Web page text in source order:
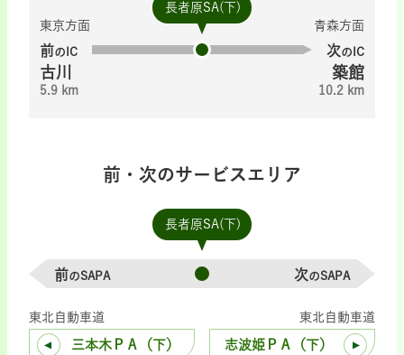
長者原SA(下)
東京方面
前のIC
古川
5.9 km
青森方面
次のIC
築館
10.2 km
前・次のサービスエリア
長者原SA(下)
前のSAPA 次のSAPA
東北自動車道
三本木ＰＡ（下）
東北自動車道
志波姫ＰＡ（下）